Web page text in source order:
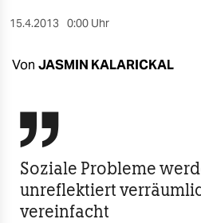
verlag
verlag
veranstaltungen
shop
15.4.2013 0:00 Uhr
Von JASMIN KALARICKAL

Soziale Probleme
unreflektiert
vereinfacht